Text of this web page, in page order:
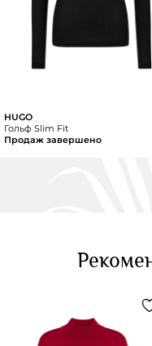
HUGO
Гольф Slim Fit
Продаж завершено